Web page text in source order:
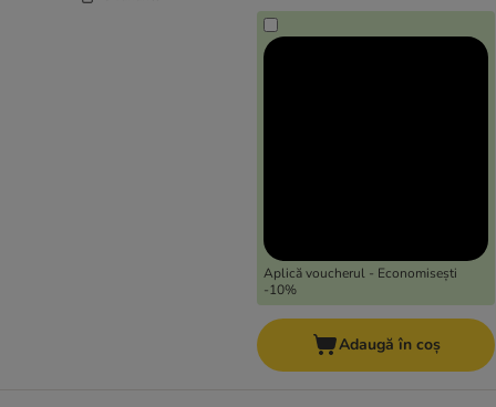
Aplică voucherul - Economisești
-10%
Adaugă în coș